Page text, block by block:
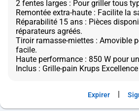
2 fentes larges : Pour griller tous
Remontée extra-haute : Facilite la
Réparabilité 15 ans : Pièces
réparateurs agréés.
Tiroir ramasse-miettes : Amovible
facile.
Haute performance : 850 W pour
Expirer